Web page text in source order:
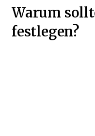
Warum
festlegen?